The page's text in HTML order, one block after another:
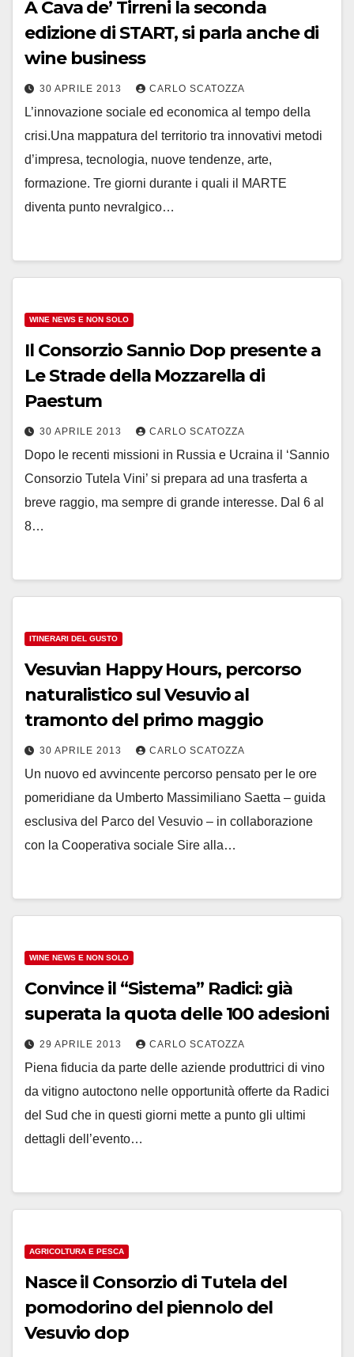
A Cava de’ Tirreni la seconda
edizione di START, si parla anche di
wine business
30 APRILE 2013 CARLO SCATOZZA
L’innovazione sociale ed economica al tempo della
crisi.Una mappatura del territorio tra innovativi metodi
d’impresa, tecnologia, nuove tendenze, arte,
formazione. Tre giorni durante i quali il MARTE
diventa punto nevralgico…
WINE NEWS E NON SOLO
Il Consorzio Sannio Dop presente a
Le Strade della Mozzarella di
Paestum
30 APRILE 2013 CARLO SCATOZZA
Dopo le recenti missioni in Russia e Ucraina il ‘Sannio
Consorzio Tutela Vini’ si prepara ad una trasferta a
breve raggio, ma sempre di grande interesse. Dal 6 al
8…
ITINERARI DEL GUSTO
Vesuvian Happy Hours, percorso
naturalistico sul Vesuvio al
tramonto del primo maggio
30 APRILE 2013 CARLO SCATOZZA
Un nuovo ed avvincente percorso pensato per le ore
pomeridiane da Umberto Massimiliano Saetta – guida
esclusiva del Parco del Vesuvio – in collaborazione
con la Cooperativa sociale Sire alla…
WINE NEWS E NON SOLO
Convince il “Sistema” Radici: già
superata la quota delle 100 adesioni
29 APRILE 2013 CARLO SCATOZZA
Piena fiducia da parte delle aziende produttrici di vino
da vitigno autoctono nelle opportunità offerte da Radici
del Sud che in questi giorni mette a punto gli ultimi
dettagli dell’evento…
AGRICOLTURA E PESCA
Nasce il Consorzio di Tutela del
pomodorino del piennolo del
Vesuvio dop